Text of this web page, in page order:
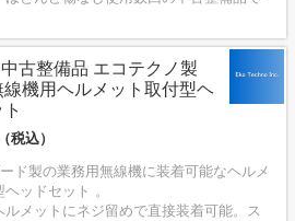
古整備品 エコテクノ製
線機用ヘルメット取付型ヘ
税込）
ド製の業務用無線機に装着可能なヘルメ
ッドセット 。
ルメットにネジ留めで直接装着可能。ス